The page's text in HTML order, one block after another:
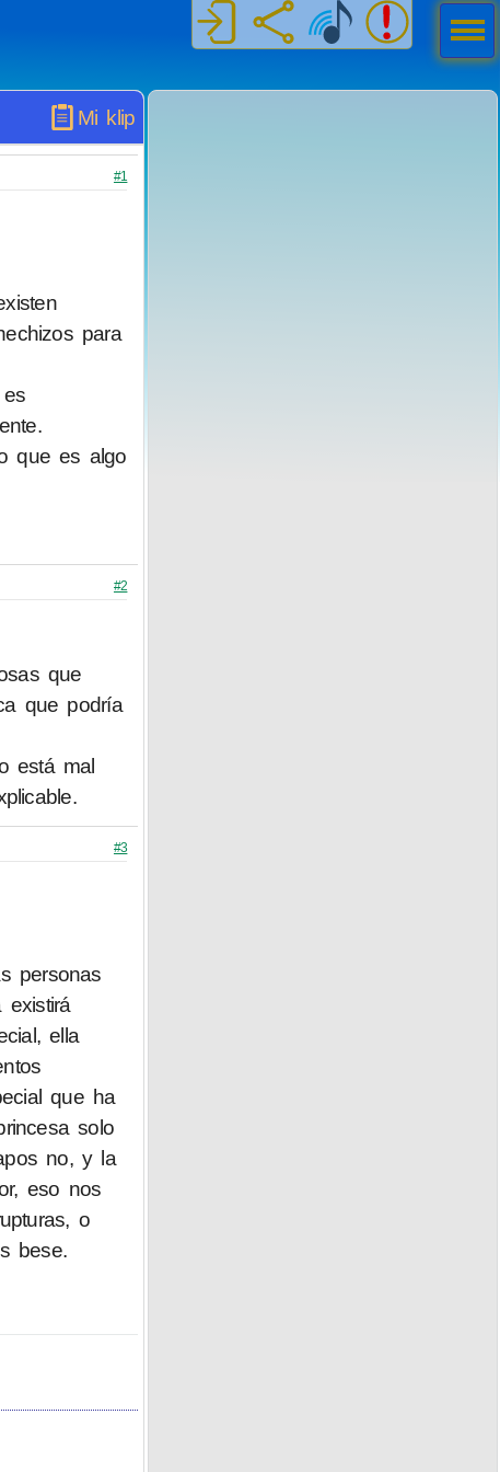
Mi klip
#1
para
que es algo
#2
que
que podría
está mal
#3
personas
ella
que ha
solo
no, y la
eso nos
o
bese.
Men
ú